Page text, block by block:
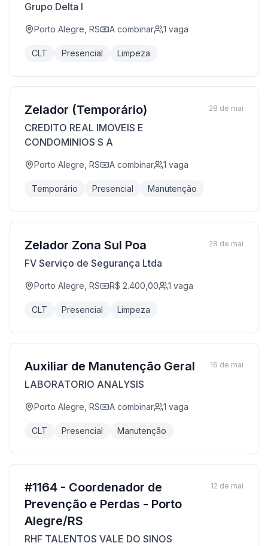
Grupo Delta I
Porto Alegre, RS A combinar 1 vaga
CLT Presencial Limpeza
Zelador (Temporário)
CREDITO REAL IMOVEIS E
CONDOMINIOS S A
Porto Alegre, RS A combinar 1 vaga
Temporário Presencial Manutenção
28 de mai
Zelador Zona Sul Poa
FV Serviço de Segurança Ltda
Porto Alegre, RS R$ 2.400,00 1 vaga
CLT Presencial Limpeza
28 de mai
Auxiliar de Manutenção Geral
LABORATORIO ANALYSIS
Porto Alegre, RS A combinar 1 vaga
CLT Presencial Manutenção
16 de mai
#1164 - Coordenador de
Prevenção e Perdas - Porto
Alegre/RS
RHF TALENTOS VALE DO SINOS
12 de mai